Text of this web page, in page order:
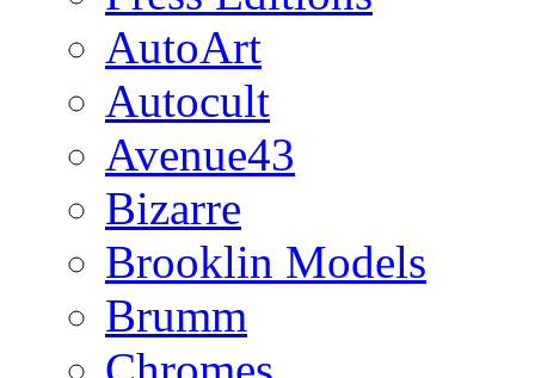
AutoArt
Autocult
Avenue43
Bizarre
Brooklin Models
Brumm